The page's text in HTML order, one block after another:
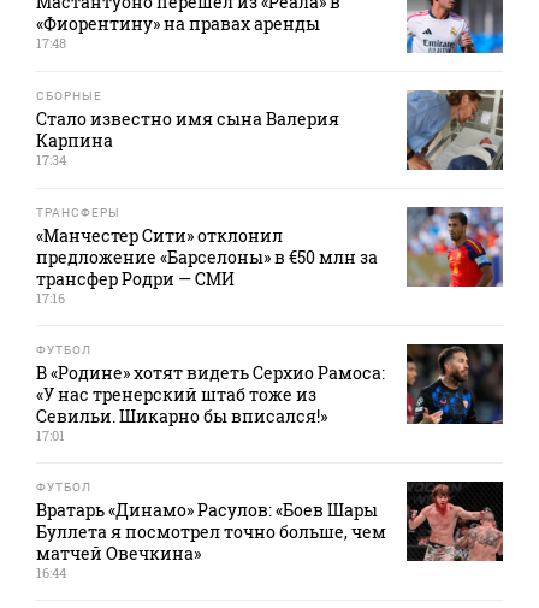
«Фиорентину» на правах аренды
17:48
СБОРНЫЕ
Стало известно имя сына Валерия
Карпина
17:34
ТРАНСФЕРЫ
«Манчестер Сити» отклонил
предложение «Барселоны» в €50 млн за
трансфер Родри — СМИ
17:16
ФУТБОЛ
В «Родине» хотят видеть Серхио Рамоса:
«У нас тренерский штаб тоже из
Севильи. Шикарно бы вписался!»
17:01
ФУТБОЛ
Вратарь «Динамо» Расулов: «Боев Шары
Буллета я посмотрел точно больше, чем
матчей Овечкина»
16:44